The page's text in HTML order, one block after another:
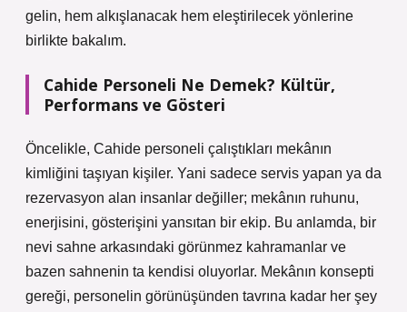
gelin, hem alkışlanacak hem eleştirilecek yönlerine
birlikte bakalım.
Cahide Personeli Ne Demek? Kültür,
Performans ve Gösteri
Öncelikle, Cahide personeli çalıştıkları mekânın
kimliğini taşıyan kişiler. Yani sadece servis yapan ya da
rezervasyon alan insanlar değiller; mekânın ruhunu,
enerjisini, gösterişini yansıtan bir ekip. Bu anlamda, bir
nevi sahne arkasındaki görünmez kahramanlar ve
bazen sahnenin ta kendisi oluyorlar. Mekânın konsepti
gereği, personelin görünüşünden tavrına kadar her şey